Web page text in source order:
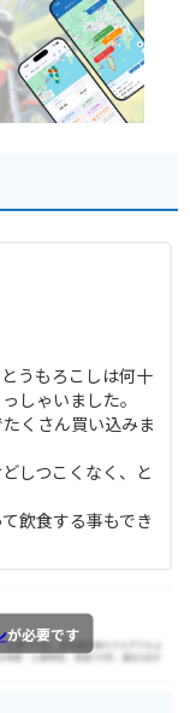
うもろこしは何十
しゃいました。
くさん買い込みま
しつこくなく、と
飲食する事もでき
が必要です